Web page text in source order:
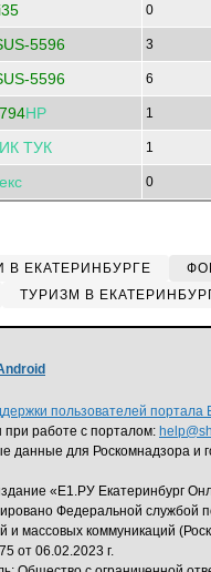
0
5596 3
5596 6
794НР 1
ТУК 1
0
В ЕКАТЕРИНБУРГЕ
ТУРИЗМ В
пользователей портала
работе с порталом:
данные для Роскомнадзора и
«Е1.РУ Екатеринбург
Федеральной службой
и массовых коммуникаций
от 06.02.2023 г.